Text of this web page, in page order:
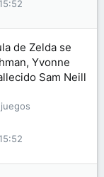
de Zelda se
Yvonne
Sam Neill